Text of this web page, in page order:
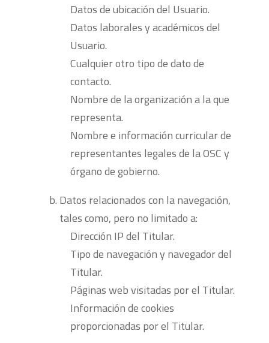
Datos de ubicación del Usuario.
Datos laborales y académicos del
Usuario.
Cualquier otro tipo de dato de
contacto.
Nombre de la organización a la que
representa.
Nombre e información curricular de
representantes legales de la OSC y
órgano de gobierno.
Datos relacionados con la navegación,
tales como, pero no limitado a:
Dirección IP del Titular.
Tipo de navegación y navegador del
Titular.
Páginas web visitadas por el Titular.
Información de cookies
proporcionadas por el Titular.